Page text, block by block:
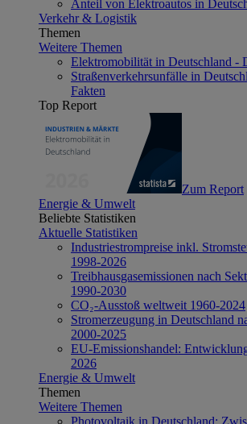
Anteil von Elektroautos in
Verkehr & Logistik
Themen
Weitere Themen
Elektromobilität in Deutschland -
Straßenverkehrsunfälle in
Fakten
Top Report
Zum Report
Energie & Umwelt
Beliebte Statistiken
Aktuelle Statistiken
Industriestrompreise inkl.
1998-2026
Treibhausgasemissionen nach
1990-2030
CO₂-Ausstoß weltweit 1960-2024
Stromerzeugung in Deutschland
2000-2025
EU-Emissionshandel:
2026
Energie & Umwelt
Themen
Weitere Themen
Photovoltaik in Deutschland: